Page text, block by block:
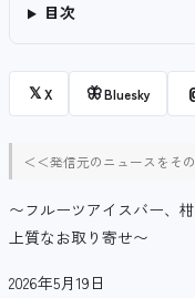
目次
𝕏X 🦋Bluesky
＜＜発信元のニュースをそ
〜フルーツアイスバー、
上質なお取り寄せ〜
2026年5月19日